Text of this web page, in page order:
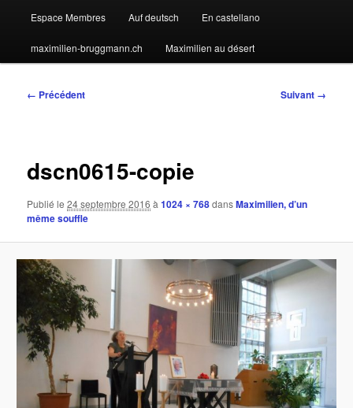
Espace Membres Auf deutsch En castellano
maximilien-bruggmann.ch Maximilien au désert
Navigation
← Précédent Suivant →
dscn0615-copie
Publié le24 septembre 2016 à1024 × 768dansMaximilien, d’un
même souffle